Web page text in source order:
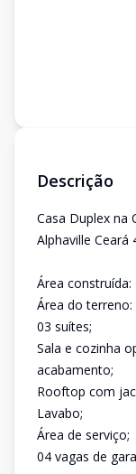
Descrição
Casa Duplex na
Alphaville Ceará
Área construída:
Área do terreno:
03 suítes;
Sala e cozinha
acabamento;
Rooftop com
Lavabo;
Área de serviço;
04 vagas de